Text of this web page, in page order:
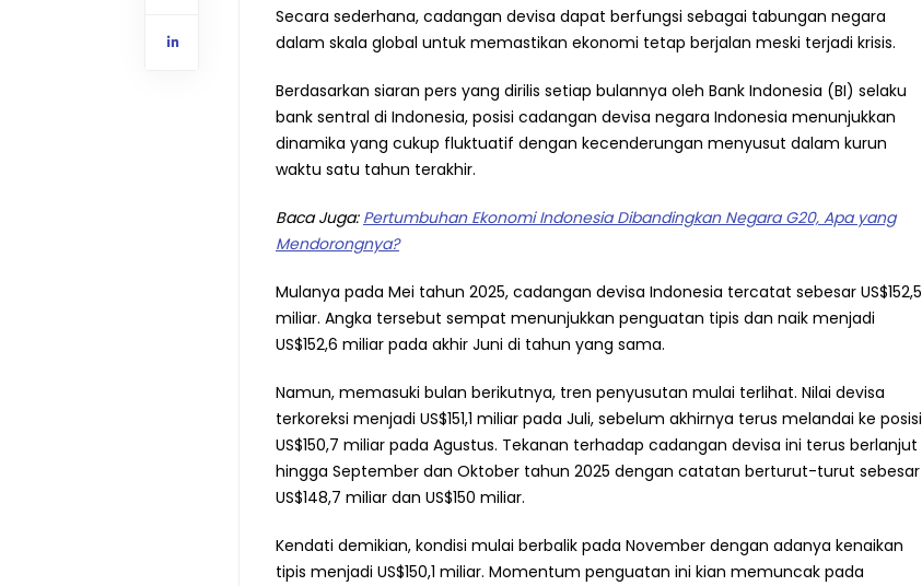
Secara sederhana, cadangan devisa dapat berfungsi sebagai tabungan negara
dalam skala global untuk memastikan ekonomi tetap berjalan meski terjadi krisis.
Berdasarkan siaran pers yang dirilis setiap bulannya oleh Bank Indonesia (BI) selaku
bank sentral di Indonesia, posisi cadangan devisa negara Indonesia menunjukkan
dinamika yang cukup fluktuatif dengan kecenderungan menyusut dalam kurun
waktu satu tahun terakhir.
Baca Juga: Pertumbuhan Ekonomi Indonesia Dibandingkan Negara G20, Apa yang
Mendorongnya?
Mulanya pada Mei tahun 2025, cadangan devisa Indonesia tercatat sebesar US$152,5
miliar. Angka tersebut sempat menunjukkan penguatan tipis dan naik menjadi
US$152,6 miliar pada akhir Juni di tahun yang sama.
Namun, memasuki bulan berikutnya, tren penyusutan mulai terlihat. Nilai devisa
terkoreksi menjadi US$151,1 miliar pada Juli, sebelum akhirnya terus melandai ke posisi
US$150,7 miliar pada Agustus. Tekanan terhadap cadangan devisa ini terus berlanjut
hingga September dan Oktober tahun 2025 dengan catatan berturut-turut sebesar
US$148,7 miliar dan US$150 miliar.
Kendati demikian, kondisi mulai berbalik pada November dengan adanya kenaikan
tipis menjadi US$150,1 miliar. Momentum penguatan ini kian memuncak pada